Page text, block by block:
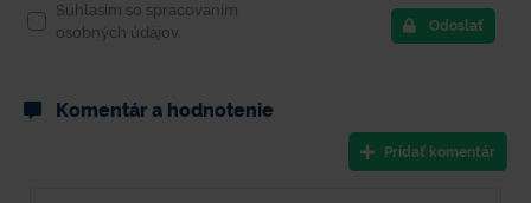
Súhlasím so spracovaním
osobných údajov.
Odoslať
Komentár a hodnotenie
Pridať komentár